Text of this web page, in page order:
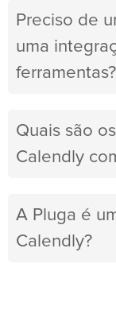
Preciso de
uma
ferramentas?
Quais são
Calendly
A Pluga é
Calendly?